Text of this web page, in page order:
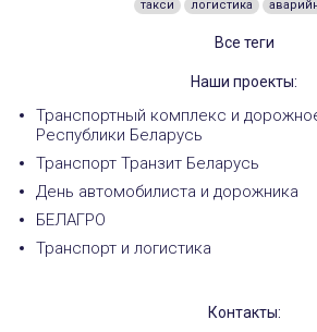
такси
логистика
Все теги
Наши проекты:
Транспортный комплекс и
Республики Беларусь
Транспорт Транзит Беларусь
День автомобилиста и дорожника
БЕЛАГРО
Транспорт и логистика
Контакты: